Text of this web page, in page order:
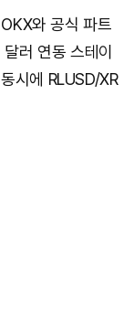
와 공식 파트
러 연동 스테이
시에 RLUSD/XR